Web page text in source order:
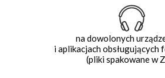
na dowolonych
i aplikacjach obsługujących
(pliki spakowane w